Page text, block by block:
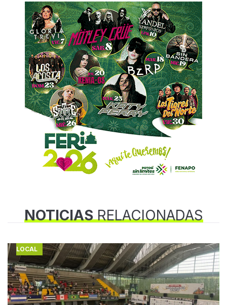
NOTICIASRELACIONADAS
LOCAL